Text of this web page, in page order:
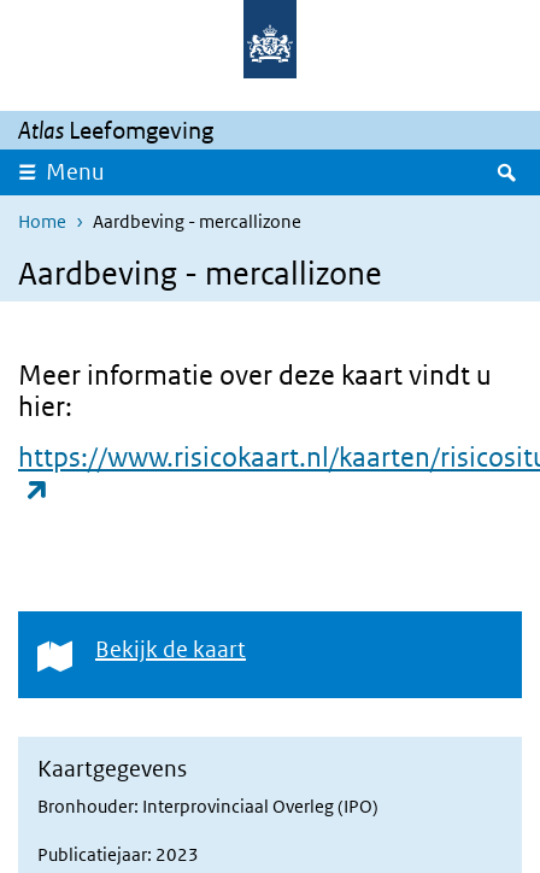
Overslaan en naar de inhoud gaan
Atlas Leefomgeving
Menu
Home Aardbeving - mercallizone
Aardbeving - mercallizone
Meer informatie over deze kaart vindt u
hier:
https://www.risicokaart.nl/kaarten/
Bekijk de kaart
Bekijk de kaart
Kaartgegevens
Bronhouder: Interprovinciaal Overleg (IPO)
Publicatiejaar: 2023